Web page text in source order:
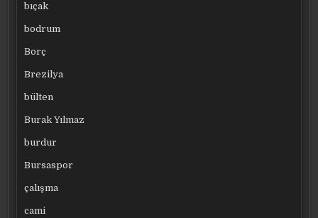
bıçak
bodrum
Borç
Brezilya
bülten
Burak Yılmaz
burdur
Bursaspor
çalışma
cami